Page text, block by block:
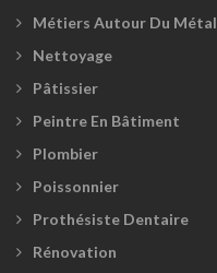
Métiers Autour Du Métal
Nettoyage
Pâtissier
Peintre En Bâtiment
Plombier
Poissonnier
Prothésiste Dentaire
Rénovation